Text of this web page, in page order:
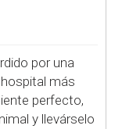
por una
más
perfecto,
y llevárselo